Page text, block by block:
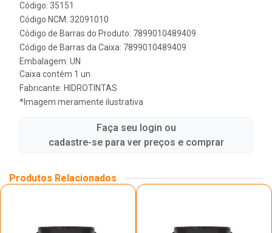
Código: 35151
Código NCM: 32091010
Código de Barras do Produto: 7899010489409
Código de Barras da Caixa: 7899010489409
Embalagem: UN
Caixa contém 1 un
Fabricante: HIDROTINTAS
*Imagem meramente ilustrativa
Faça seu login ou
cadastre-se para ver preços e comprar
Produtos Relacionados